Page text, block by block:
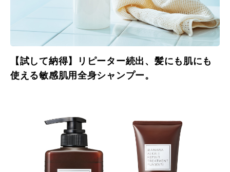
【試して納得】リピーター続出、髪にも肌にも
使える敏感肌用全身シャンプー。